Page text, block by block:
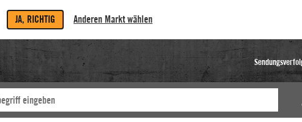
JA, RICHTIG Anderen Markt wählen